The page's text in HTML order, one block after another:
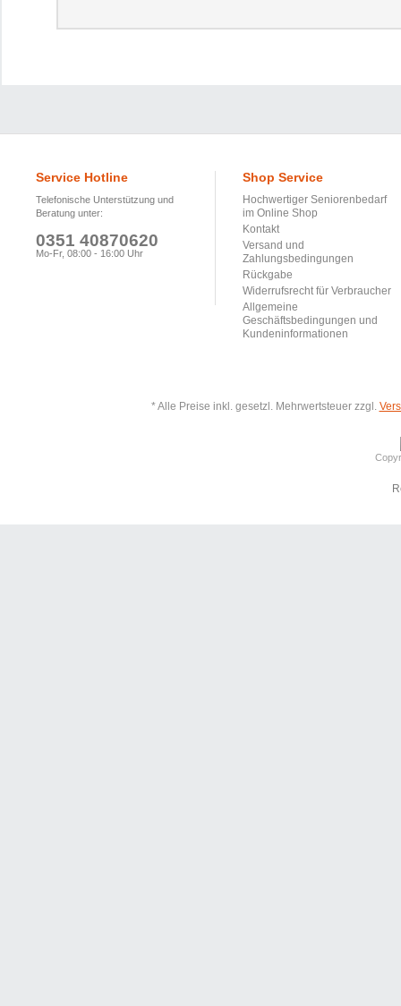
Service Hotline
Telefonische Unterstützung und
Beratung unter:
0351 40870620
Mo-Fr, 08:00 - 16:00 Uhr
Shop Service
Hochwertiger Seniorenbedarf
im Online Shop
Kontakt
Versand und
Zahlungsbedingungen
Rückgabe
Widerrufsrecht für Verbraucher
Allgemeine
Geschäftsbedingungen und
Kundeninformationen
* Alle Preise inkl. gesetzl. Mehrwertsteuer zzgl.